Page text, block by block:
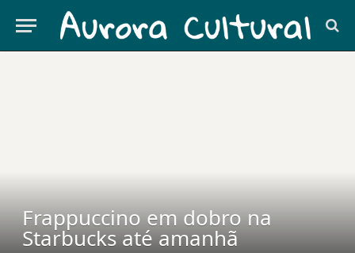
Frappuccino em dobro na
Starbucks até amanhã